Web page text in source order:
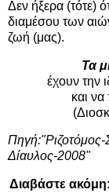
Δεν ήξερα (τότε)
διαμέσου των
ζωή (μας).
Τα
έχουν την
και
Δίαυλος-2008"
Διαβάστε ακόμη: